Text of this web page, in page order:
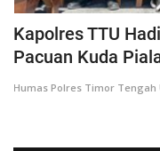
Kapolres TTU
Pacuan Kuda
Humas Polres Timor Tengah